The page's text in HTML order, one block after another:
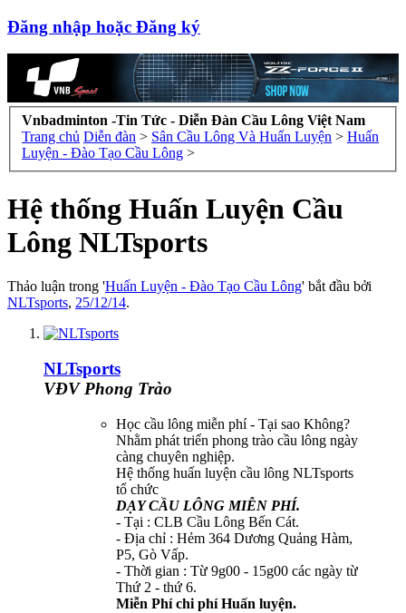
Đăng nhập hoặc Đăng ký
Vnbadminton -Tin Tức - Diễn Đàn Cầu Lông Việt Nam
Trang chủ Diễn đàn > Sân Cầu Lông Và Huấn Luyện > Huấn
Luyện - Đào Tạo Cầu Lông >
Hệ thống Huấn Luyện Cầu
Lông NLTsports
Thảo luận trong 'Huấn Luyện - Đào Tạo Cầu Lông' bắt đầu bởi
NLTsports, 25/12/14.
NLTsports
VĐV Phong Trào
Học cầu lông miễn phí - Tại sao Không?
Nhằm phát triển phong trào cầu lông ngày
càng chuyên nghiệp.
Hệ thống huấn luyện cầu lông NLTsports
tổ chức
DẠY CẦU LÔNG MIỄN PHÍ.
- Tại : CLB Cầu Lông Bến Cát.
- Địa chỉ : Hẻm 364 Dương Quảng Hàm,
P5, Gò Vấp.
- Thời gian : Từ 9g00 - 15g00 các ngày từ
Thứ 2 - thứ 6.
Miễn Phí chi phí Huấn luyện.